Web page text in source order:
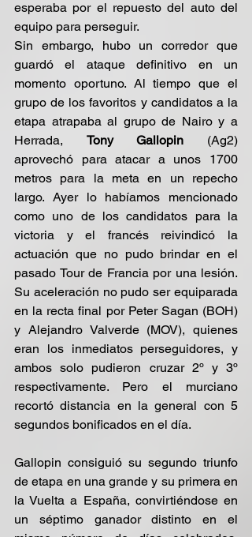
esperaba por el repuesto del auto del
equipo para perseguir.
Sin embargo, hubo un corredor que
guardó el ataque definitivo en un
momento oportuno. Al tiempo que el
grupo de los favoritos y candidatos a la
etapa atrapaba al grupo de Nairo y a
Herrada, Tony Gallopin (Ag2)
aprovechó para atacar a unos 1700
metros para la meta en un repecho
largo. Ayer lo habíamos mencionado
como uno de los candidatos para la
victoria y el francés reivindicó la
actuación que no pudo brindar en el
pasado Tour de Francia por una lesión.
Su aceleración no pudo ser equiparada
en la recta final por Peter Sagan (BOH)
y Alejandro Valverde (MOV), quienes
eran los inmediatos perseguidores, y
ambos solo pudieron cruzar 2º y 3º
respectivamente. Pero el murciano
recortó distancia en la general con 5
segundos bonificados en el día.
Gallopin consiguió su segundo triunfo
de etapa en una grande y su primera en
la Vuelta a España, convirtiéndose en
un séptimo ganador distinto en el